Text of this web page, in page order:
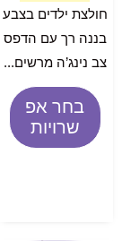
חולצת ילדים בצבע
בננה רך עם הדפס
צב נינג’ה מרשים...
בחר אפ
שרויות